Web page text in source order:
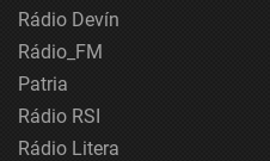
Rádio Devín
Rádio_FM
Patria
Rádio RSI
Rádio Litera